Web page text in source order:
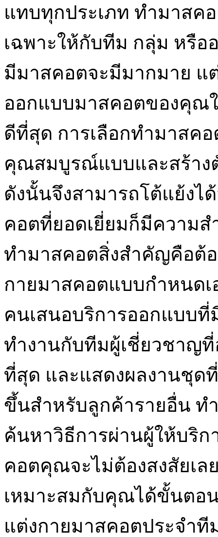
แทบทุกประเภท ทำมาสค
เฉพาะให้กับทีม กลุ่ม หรือ
มีมาสคอตจะมีมากมาย แ
ออกแบบมาสคอตของคุณ
ดีที่สุด การเลือกทำมาสค
คุณสมบูรณ์แบบและสร้าง
ดังนั้นจึงสามารถโต้แย้งไ
คอตที่ยอดเยี่ยมก็มีความ
ทำมาสคอตสิ่งสำคัญคือต้
กายมาสคอตแบบกำหนด
คนเสนอบริการออกแบบ
ทำงานกับทีมผู้เชี่ยวชาญ
ที่สุด และแสดงผลงานชุด
ขึ้นสำหรับลูกค้ารายอื่น ท
ค้นหาวิธีการผ่านผู้ให้บริ
คอตคุณจะไม่ต้องสงสัยเ
เหมาะสมกับคุณได้ขั้นตอน
แต่งกายมาสคอตประจำ